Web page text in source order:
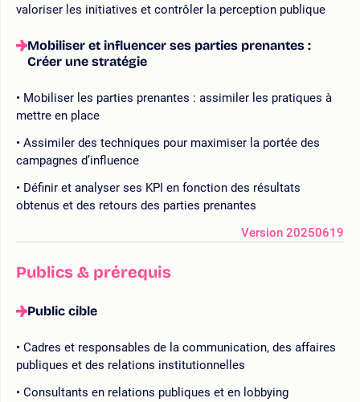
valoriser les initiatives et contrôler la perception publique
Mobiliser et influencer ses parties prenantes :
Créer une stratégie
Mobiliser les parties prenantes : assimiler les pratiques à
mettre en place
Assimiler des techniques pour maximiser la portée des
campagnes d’influence
Définir et analyser ses KPI en fonction des résultats
obtenus et des retours des parties prenantes
Version 20250619
Publics & prérequis
Public cible
Cadres et responsables de la communication, des affaires
publiques et des relations institutionnelles
Consultants en relations publiques et en lobbying